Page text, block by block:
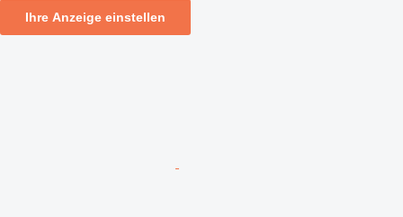
Ihre Anzeige einstellen